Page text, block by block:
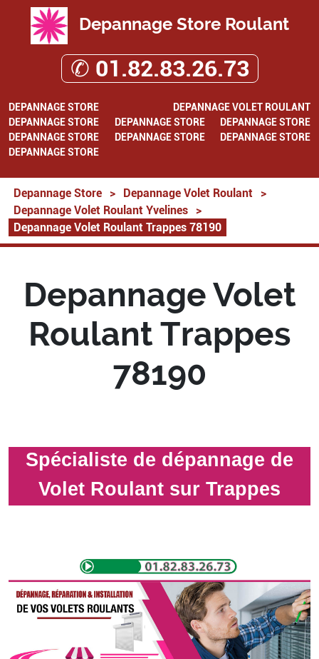
Depannage Store Roulant
✆ 01.82.83.26.73
DEPANNAGE STORE
DEPANNAGE VOLET ROULANT
DEPANNAGE STORE
DEPANNAGE STORE
DEPANNAGE STORE
DEPANNAGE STORE
DEPANNAGE STORE
DEPANNAGE STORE
DEPANNAGE STORE
Depannage Store > Depannage Volet Roulant
>
Depannage Volet Roulant Yvelines
>
Depannage Volet Roulant Trappes 78190
Depannage Volet
Roulant Trappes
78190
Spécialiste de dépannage de
Volet Roulant sur Trappes